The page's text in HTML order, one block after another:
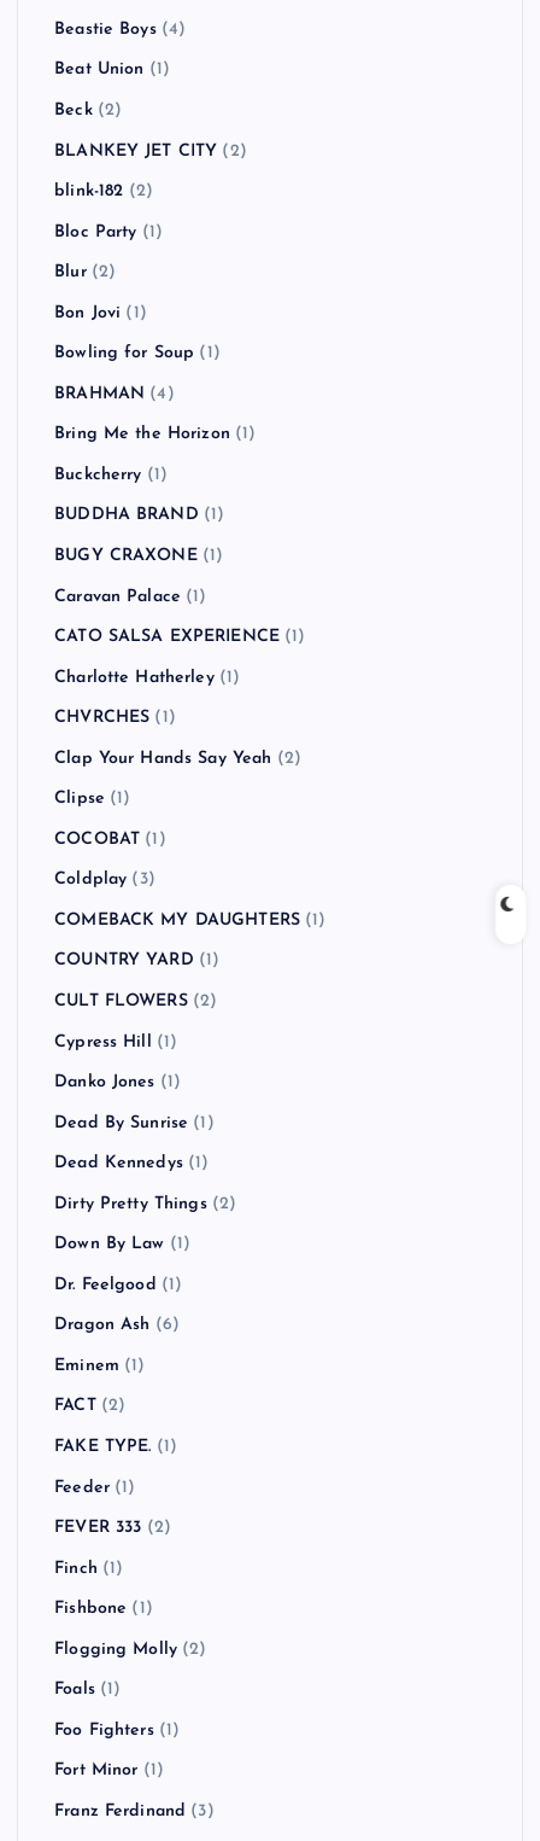
Beastie Boys(4)
Beat Union (1)
Beck(2)
BLANKEY JET CITY (2)
blink-182 (2)
Bloc Party (1)
Blur(2)
Bon Jovi (1)
Bowling for Soup (1)
BRAHMAN (4)
Bring Me the Horizon (1)
Buckcherry (1)
BUDDHA BRAND (1)
BUGY CRAXONE(1)
Caravan Palace (1)
CATO SALSA EXPERIENCE (1)
Charlotte Hatherley(1)
CHVRCHES (1)
Clap Your Hands Say Yeah (2)
Clipse (1)
COCOBAT (1)
Coldplay (3)
COMEBACK MY DAUGHTERS (1)
COUNTRY YARD (1)
CULT FLOWERS(2)
Cypress Hill (1)
Danko Jones (1)
Dead By Sunrise (1)
Dead Kennedys(1)
Dirty Pretty Things(2)
Down By Law (1)
Dr. Feelgood (1)
Dragon Ash (6)
Eminem (1)
FACT(2)
FAKE TYPE. (1)
Feeder(1)
FEVER 333 (2)
Finch (1)
Fishbone (1)
Flogging Molly (2)
Foals(1)
Foo Fighters(1)
Fort Minor (1)
Franz Ferdinand (3)